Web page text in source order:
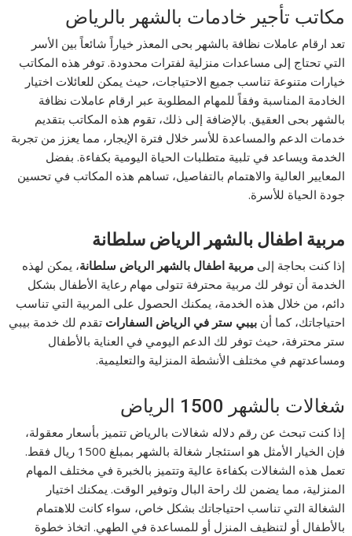
مكاتب تأجير خادمات بالشهر بالرياض
تعد ارقام عاملات نظافة بالشهر بحى المعذر خياراً شائعاً بين الأسر
التي تحتاج إلى مساعدات منزلية لفترات محدودة. توفر هذه المكاتب
خيارات متنوعة تناسب جميع الاحتياجات، حيث يمكن للعائلات اختيار
الخادمة المناسبة وفقاً للمهام المطلوبة عبر ارقام عاملات نظافة
بالشهر بحى العقيق. بالإضافة إلى ذلك، تقوم هذه المكاتب بتقديم
خدمات الدعم والمساعدة للأسر خلال فترة الإيجار، مما يعزز من تجربة
الخدمة ويساعد في تلبية متطلبات الحياة اليومية بكفاءة. بفضل
المعايير العالية والاهتمام بالتفاصيل، تساهم هذه المكاتب في تحسين
جودة الحياة للأسرة.
مربية اطفال بالشهر الرياض سلطانة
إذا كنت بحاجة إلىمربية اطفال بالشهر الرياض سلطانة، يمكن لهذه
الخدمة أن توفر لك مربية محترفة تتولى مهام رعاية الأطفال بشكل
دائم، من خلال هذه الخدمة، يمكنك الحصول على المربية التي تناسب
احتياجاتك، كما أنبيبي ستر في الرياض السفارات تقدم لك خدمة بيبي
ستر محترفة، حيث توفر لك الدعم اليومي في العناية بالأطفال
ومساعدتهم في مختلف الأنشطة المنزلية والتعليمية.
شغالات بالشهر 1500 الرياض
إذا كنت تبحث عن رقم دلاله شغالات بالرياض تتميز بأسعار معقولة،
فإن الخيار الأمثل هو استئجار شغالة بالشهر بمبلغ 1500 ريال فقط.
تعمل هذه الشغالات بكفاءة عالية وتتميز بالخبرة في مختلف المهام
المنزلية، مما يضمن لك راحة البال وتوفير الوقت. يمكنك اختيار
الشغالة التي تناسب احتياجاتك بشكل خاص، سواء كانت للاهتمام
بالأطفال أو لتنظيف المنزل أو للمساعدة في الطهي. اتخاذ خطوة